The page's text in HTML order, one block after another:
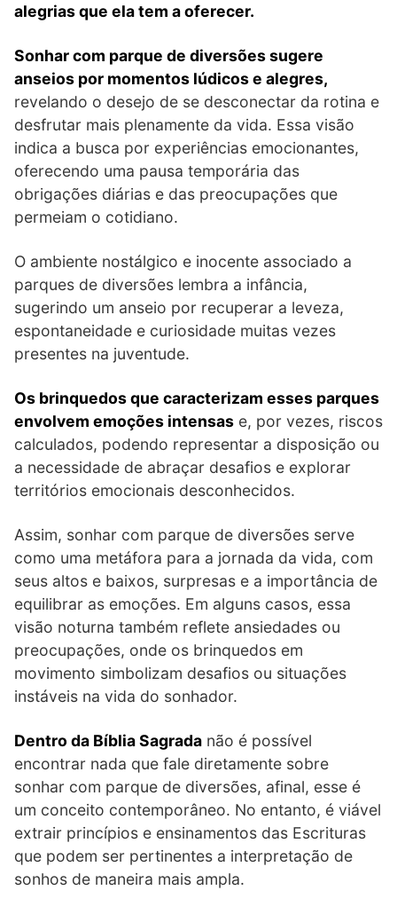
alegrias que ela tem a oferecer.
Sonhar com parque de diversões sugere
anseios por momentos lúdicos e alegres,
revelando o desejo de se desconectar da rotina e
desfrutar mais plenamente da vida. Essa visão
indica a busca por experiências emocionantes,
oferecendo uma pausa temporária das
obrigações diárias e das preocupações que
permeiam o cotidiano.
O ambiente nostálgico e inocente associado a
parques de diversões lembra a infância,
sugerindo um anseio por recuperar a leveza,
espontaneidade e curiosidade muitas vezes
presentes na juventude.
Os brinquedos que caracterizam esses parques
envolvem emoções intensas e, por vezes, riscos
calculados, podendo representar a disposição ou
a necessidade de abraçar desafios e explorar
territórios emocionais desconhecidos.
Assim, sonhar com parque de diversões serve
como uma metáfora para a jornada da vida, com
seus altos e baixos, surpresas e a importância de
equilibrar as emoções. Em alguns casos, essa
visão noturna também reflete ansiedades ou
preocupações, onde os brinquedos em
movimento simbolizam desafios ou situações
instáveis na vida do sonhador.
Dentro da Bíblia Sagrada não é possível
encontrar nada que fale diretamente sobre
sonhar com parque de diversões, afinal, esse é
um conceito contemporâneo. No entanto, é viável
extrair princípios e ensinamentos das Escrituras
que podem ser pertinentes a interpretação de
sonhos de maneira mais ampla.